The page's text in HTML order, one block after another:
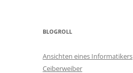
BLOGROLL
Ansichten eines Informatikers
Ceiberweiber